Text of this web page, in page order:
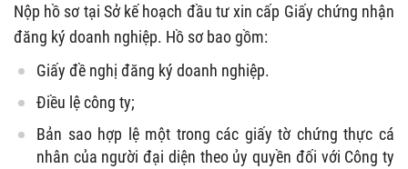
Nộp hồ sơ tại Sở kế hoạch đầu tư xin cấp Giấy chứng nhận
đăng ký doanh nghiệp. Hồ sơ bao gồm:
Giấy đề nghị đăng ký doanh nghiệp.
Điều lệ công ty;
Bản sao hợp lệ một trong các giấy tờ chứng thực cá
nhân của người đại diện theo ủy quyền đối với Công ty